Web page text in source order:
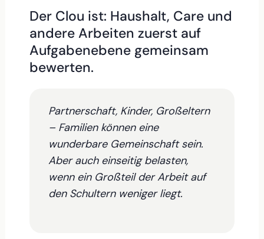
Der Clou ist: Haushalt, Care und
andere Arbeiten zuerst auf
Aufgabenebene gemeinsam
bewerten.
Partnerschaft, Kinder, Großeltern
– Familien können eine
wunderbare Gemeinschaft sein.
Aber auch einseitig belasten,
wenn ein Großteil der Arbeit auf
den Schultern weniger liegt.